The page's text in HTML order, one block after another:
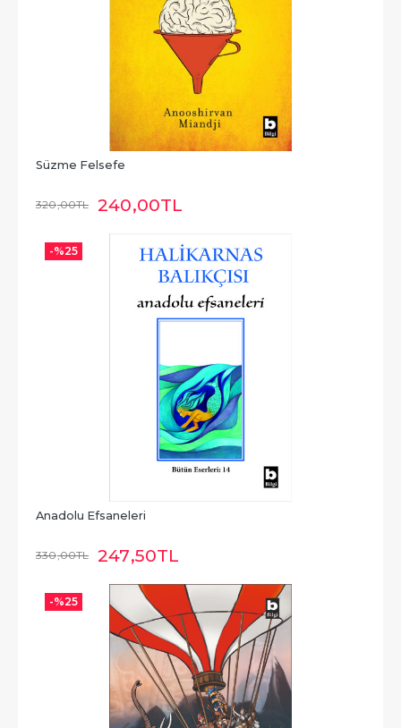
Süzme Felsefe
320,00TL 240,00TL
-%25
Anadolu Efsaneleri
330,00TL 247,50TL
-%25